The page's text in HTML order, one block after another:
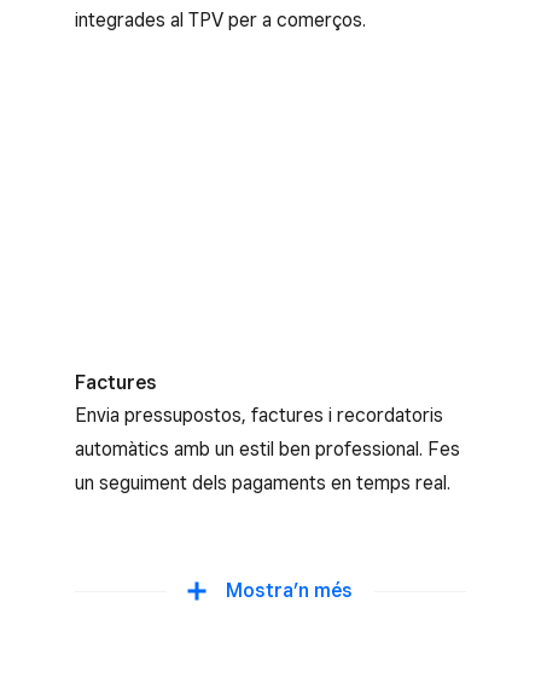
integrades al TPV per a comerços.
Factures
Envia pressupostos, factures i recordatoris
automàtics amb un estil ben professional. Fes
un seguiment dels pagaments en temps real.
Compliment amb la normativa sobre
Mostra’n més